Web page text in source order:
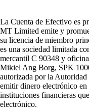
La Cuenta de Efectivo es
MT Limited emite y
su licencia de miembro
es una sociedad limitada
mercantil C 90348 y
Mikiel Ang Borg, SPK
autorizada por la
emitir dinero electrónico
instituciones financieras
electrónico.